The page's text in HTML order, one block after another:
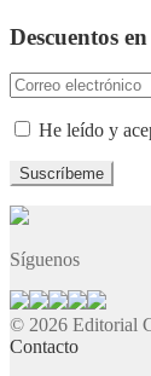
Descuentos
He leído y
Síguenos
© 2026 Editorial
Contacto